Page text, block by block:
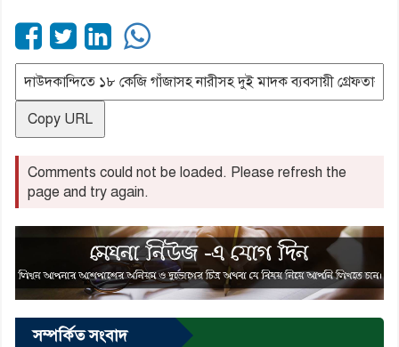
Copy URL
Comments could not be loaded. Please refresh the
page and try again.
সম্পর্কিত সংবাদ